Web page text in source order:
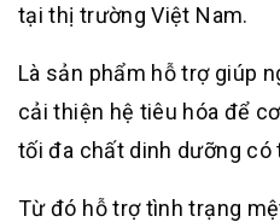
tại thị trường Việt Nam.
Là sản phẩm hỗ trợ giúp
cải thiện hệ tiêu hóa để
tối đa chất dinh dưỡng có
Từ đó hỗ trợ tình trạng